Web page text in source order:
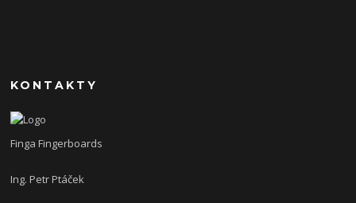
KONTAKTY
Finga Fingerboards
Ing. Petr Ptáček